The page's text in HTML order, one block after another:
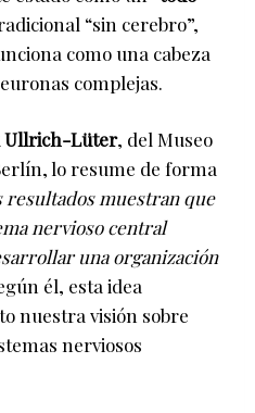
“sin cerebro”,
como una cabeza
complejas.
Ullrich-Lüter, del Museo
lo resume de forma
resultados muestran que
nervioso central
una organización
él, esta idea
nuestra visión sobre
nerviosos